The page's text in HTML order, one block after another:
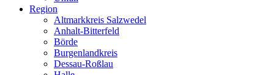
Region
Altmarkkreis Salzwedel
Anhalt-Bitterfeld
Börde
Burgenlandkreis
Dessau-Roßlau